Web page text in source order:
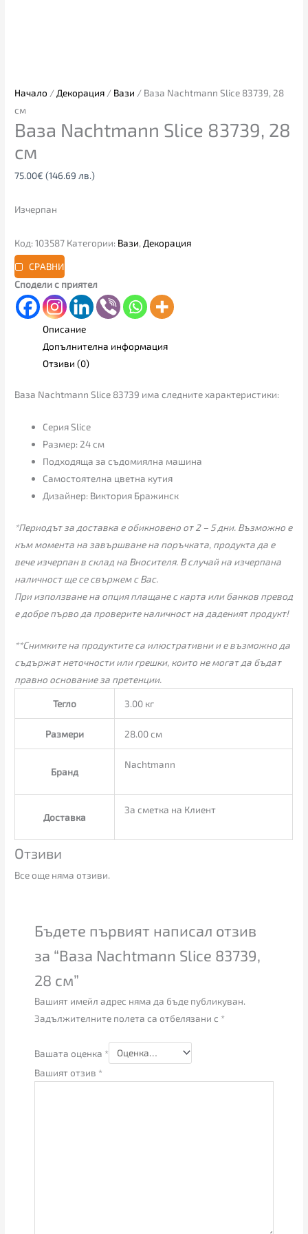
Начало / Декорация / Вази / Ваза Nachtmann Slice 83739, 28
см
Ваза Nachtmann Slice 83739, 28
см
75.00€ (146.69 лв.)
Изчерпан
Код:103587 Категории: Вази, Декорация
СРАВНИ
Сподели с приятел
Описание
Допълнителна информация
Отзиви (0)
Ваза Nachtmann Slice 83739 има следните характеристики:
Серия Slice
Размер: 24 см
Подходяща за съдомиялна машина
Самостоятелна цветна кутия
Дизайнер: Виктория Бражинск
*Периодът за доставка е обикновено от 2 – 5 дни. Възможно е
към момента на завършване на поръчката, продукта да е
вече изчерпан в склад на Вносителя. В случай на изчерпана
наличност ще се свържем с Вас.
При използване на опция плащане с карта или банков превод
е добре първо да проверите наличност на даденият продукт!
**Снимките на продуктите са илюстративни и е възможно да
съдържат неточности или грешки, които не могат да бъдат
правно основание за претенции.
Тегло 3.00 кг
Размери 28.00 см
Бранд
Nachtmann
Доставка
За сметка на Клиент
Отзиви
Все още няма отзиви.
Бъдете първият написал отзив
за “Ваза Nachtmann Slice 83739,
28 см”
Вашият имейл адрес няма да бъде публикуван.
Задължителните полета са отбелязани с *
Вашата оценка *
Вашият отзив *